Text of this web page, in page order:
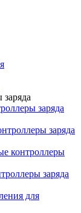
заряда
заряда
контроллеры
заряда
для